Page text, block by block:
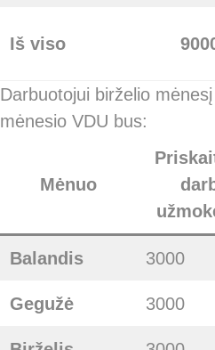
Iš viso
Darbuotojui birželio
mėnesio VDU bus:
Mėnuo
Balandis 3000
Gegužė 3000